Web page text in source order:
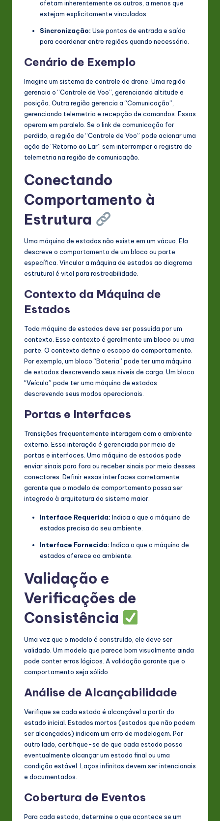
afetam inherentemente os outros, a menos que
estejam explicitamente vinculados.
Sincronização: Use pontos de entrada e saída
para coordenar entre regiões quando necessário.
Cenário de Exemplo
Imagine um sistema de controle de drone. Uma região
gerencia o “Controle de Voo”, gerenciando altitude e
posição. Outra região gerencia a “Comunicação”,
gerenciando telemetria e recepção de comandos. Essas
operam em paralelo. Se o link de comunicação for
perdido, a região de “Controle de Voo” pode acionar uma
ação de “Retorno ao Lar” sem interromper o registro de
telemetria na região de comunicação.
Conectando
Comportamento à
Estrutura
Uma máquina de estados não existe em um vácuo. Ela
descreve o comportamento de um bloco ou parte
específica. Vincular a máquina de estados ao diagrama
estrutural é vital para rastreabilidade.
Contexto da Máquina de
Estados
Toda máquina de estados deve ser possuída por um
contexto. Esse contexto é geralmente um bloco ou uma
parte. O contexto define o escopo do comportamento.
Por exemplo, um bloco “Bateria” pode ter uma máquina
de estados descrevendo seus níveis de carga. Um bloco
“Veículo” pode ter uma máquina de estados
descrevendo seus modos operacionais.
Portas e Interfaces
Transições frequentemente interagem com o ambiente
externo. Essa interação é gerenciada por meio de
portas e interfaces. Uma máquina de estados pode
enviar sinais para fora ou receber sinais por meio desses
conectores. Definir essas interfaces corretamente
garante que o modelo de comportamento possa ser
integrado à arquitetura do sistema maior.
Interface Requerida: Indica o que a máquina de
estados precisa do seu ambiente.
Interface Fornecida: Indica o que a máquina de
estados oferece ao ambiente.
Validação e
Verificações de
Consistência
Uma vez que o modelo é construído, ele deve ser
validado. Um modelo que parece bom visualmente ainda
pode conter erros lógicos. A validação garante que o
comportamento seja sólido.
Análise de Alcançabilidade
Verifique se cada estado é alcançável a partir do
estado inicial. Estados mortos (estados que não podem
ser alcançados) indicam um erro de modelagem. Por
outro lado, certifique-se de que cada estado possa
eventualmente alcançar um estado final ou uma
condição estável. Laços infinitos devem ser intencionais
e documentados.
Cobertura de Eventos
Para cada estado, determine o que acontece se um